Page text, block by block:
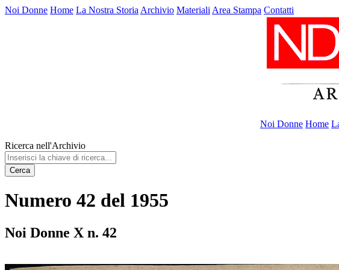
Noi Donne Home La Nostra Storia Archivio Materiali Area Stampa Contatti
Noi Donne Home
Ricerca nell'Archivio
Cerca
Numero 42 del 1955
Noi Donne X n. 42